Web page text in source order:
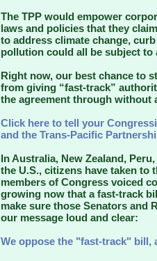
The TPP would empower
laws and policies that they
to address climate change,
pollution could all be subject to
Right now, our best chance to
from giving “fast-track”
the agreement through without
Click here to tell your
and the Trans-Pacific
In Australia, New Zealand,
the U.S., citizens have taken to
members of Congress voiced
growing now that a fast-track
make sure those Senators and
our message loud and clear:
We oppose the "fast-track" bill,